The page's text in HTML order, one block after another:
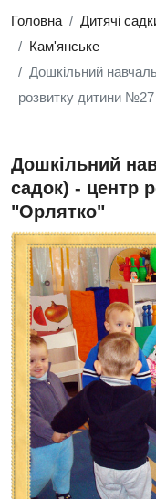
Головна Дитячі
Кам'янське
Дошкільний
розвитку дитини
Дошкільний
садок) - центр
"Орлятко"